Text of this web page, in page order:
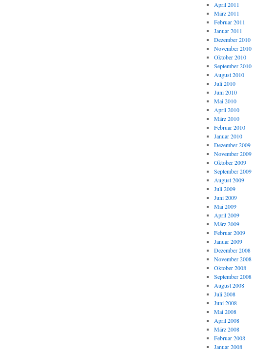
April 2011
März 2011
Februar 2011
Januar 2011
Dezember 2010
November 2010
Oktober 2010
September 2010
August 2010
Juli 2010
Juni 2010
Mai 2010
April 2010
März 2010
Februar 2010
Januar 2010
Dezember 2009
November 2009
Oktober 2009
September 2009
August 2009
Juli 2009
Juni 2009
Mai 2009
April 2009
März 2009
Februar 2009
Januar 2009
Dezember 2008
November 2008
Oktober 2008
September 2008
August 2008
Juli 2008
Juni 2008
Mai 2008
April 2008
März 2008
Februar 2008
Januar 2008